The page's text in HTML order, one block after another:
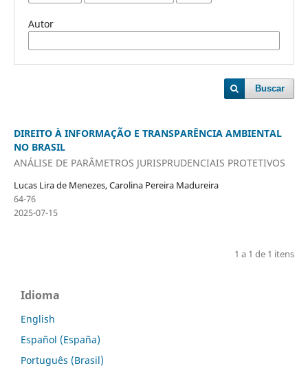
Autor
Buscar
DIREITO À INFORMAÇÃO E TRANSPARÊNCIA AMBIENTAL
NO BRASIL
ANÁLISE DE PARÂMETROS JURISPRUDENCIAIS PROTETIVOS
Lucas Lira de Menezes, Carolina Pereira Madureira
64-76
2025-07-15
1 a 1 de 1 itens
Idioma
English
Español (España)
Português (Brasil)